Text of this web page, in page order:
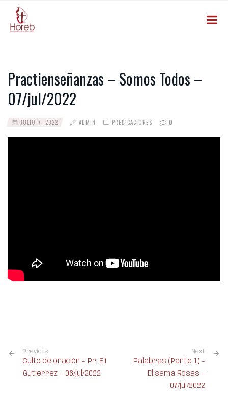
Practienseñanzas – Somos Todos –
07/jul/2022
JULIO 7, 2022 ADMIN PREDICACIONES 0
Previous
Culto de oración – Pr. Elí
Gutiérrez – 06/jul/2022
Next
Palabras (Parte 1) –
Elisama Rosas –
07/jul/2022